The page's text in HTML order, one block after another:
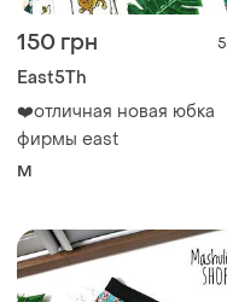
150 грн 5
East5Th
❤️отличная новая юбка
фирмы east
M